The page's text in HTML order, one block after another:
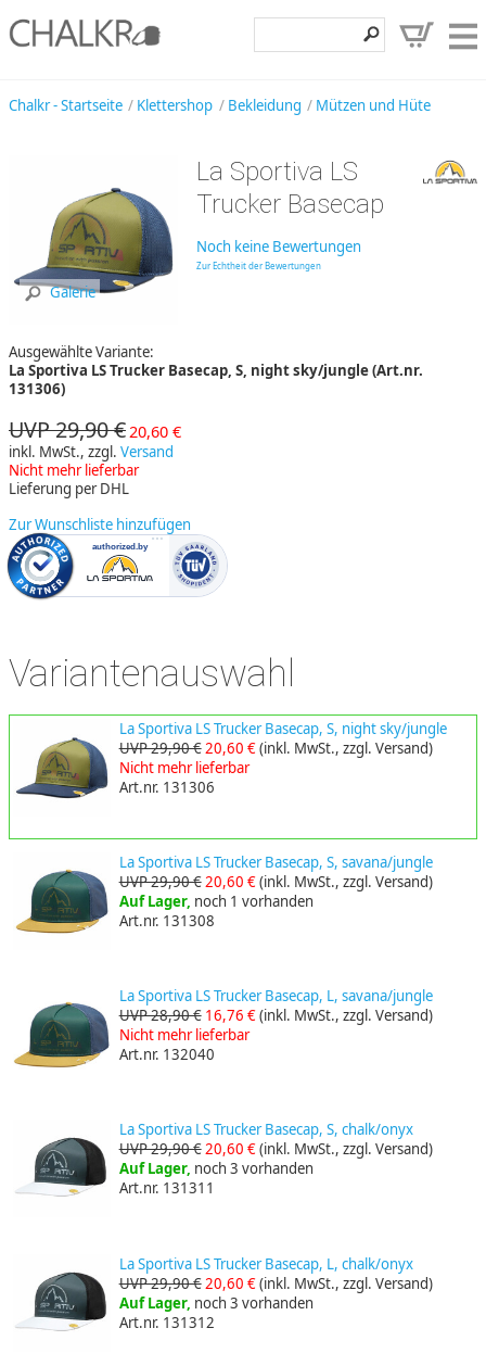
Klettershop
Entdecken
Chalkr - Startseite Klettershop Bekleidung Mützen und Hüte
Galerie
La Sportiva LS
Trucker Basecap
Noch keine Bewertungen
Zur Echtheit der Bewertungen
Ausgewählte Variante:
La Sportiva LS Trucker Basecap, S, night sky/jungle (Art.nr.
131306)
UVP 29,90 € 20,60 €
inkl. MwSt., zzgl. Versand
Nicht mehr lieferbar
Lieferung per DHL
Zur Wunschliste hinzufügen
Variantenauswahl
La Sportiva LS Trucker Basecap, S, night sky/jungle
UVP 29,90 € 20,60 €(inkl. MwSt., zzgl. Versand)
Nicht mehr lieferbar
Art.nr. 131306
La Sportiva LS Trucker Basecap, S, savana/jungle
UVP 29,90 €20,60 €(inkl. MwSt., zzgl. Versand)
Auf Lager, noch 1 vorhanden
Art.nr. 131308
La Sportiva LS Trucker Basecap, L, savana/jungle
UVP 28,90 € 16,76 €(inkl. MwSt., zzgl. Versand)
Nicht mehr lieferbar
Art.nr. 132040
La Sportiva LS Trucker Basecap, S, chalk/onyx
UVP 29,90 €20,60 €(inkl. MwSt., zzgl. Versand)
Auf Lager, noch 3 vorhanden
Art.nr. 131311
La Sportiva LS Trucker Basecap, L, chalk/onyx
UVP 29,90 € 20,60 €(inkl. MwSt., zzgl. Versand)
Auf Lager, noch 3 vorhanden
Art.nr. 131312